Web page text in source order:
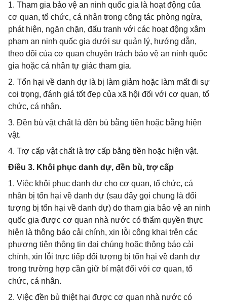
1. Tham gia bảo vệ an ninh quốc gia là hoạt động của
cơ quan, tổ chức, cá nhân trong công tác phòng ngừa,
phát hiện, ngăn chặn, đấu tranh với các hoạt động xâm
phạm an ninh quốc gia dưới sự quản lý, hướng dẫn,
theo dõi của cơ quan chuyên trách bảo vệ an ninh quốc
gia hoặc cá nhân tự giác tham gia.
2. Tổn hại về danh dự là bị làm giảm hoặc làm mất đi sự
coi trọng, đánh giá tốt đẹp của xã hội đối với cơ quan, tổ
chức, cá nhân.
3. Đền bù vật chất là đền bù bằng tiền hoặc bằng hiện
vật.
4. Trợ cấp vật chất là trợ cấp bằng tiền hoặc hiện vật.
Điều 3. Khôi phục danh dự, đền bù, trợ cấp
1. Việc khôi phục danh dự cho cơ quan, tổ chức, cá
nhân bị tổn hại về danh dự (sau đây gọi chung là đối
tượng bị tổn hại về danh dự) do tham gia bảo vệ an ninh
quốc gia được cơ quan nhà nước có thẩm quyền thực
hiện là thông báo cải chính, xin lỗi công khai trên các
phương tiện thông tin đại chúng hoặc thông báo cải
chính, xin lỗi trực tiếp đối tượng bị tổn hại về danh dự
trong trường hợp cần giữ bí mật đối với cơ quan, tổ
chức, cá nhân.
2. Việc đền bù thiệt hại được cơ quan nhà nước có